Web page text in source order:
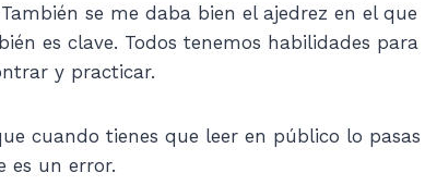
se me daba bien el ajedrez en el que
es clave. Todos tenemos habilidades para
y practicar.
cuando tienes que leer en público lo pasas
es un error.